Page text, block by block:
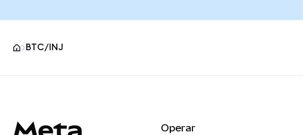
BTC/INJ
Operar